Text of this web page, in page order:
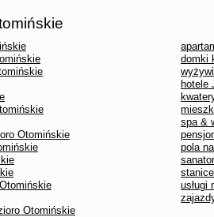
domki
hotele
spa &
Otomińskie
pola
usługi
Otomińskie